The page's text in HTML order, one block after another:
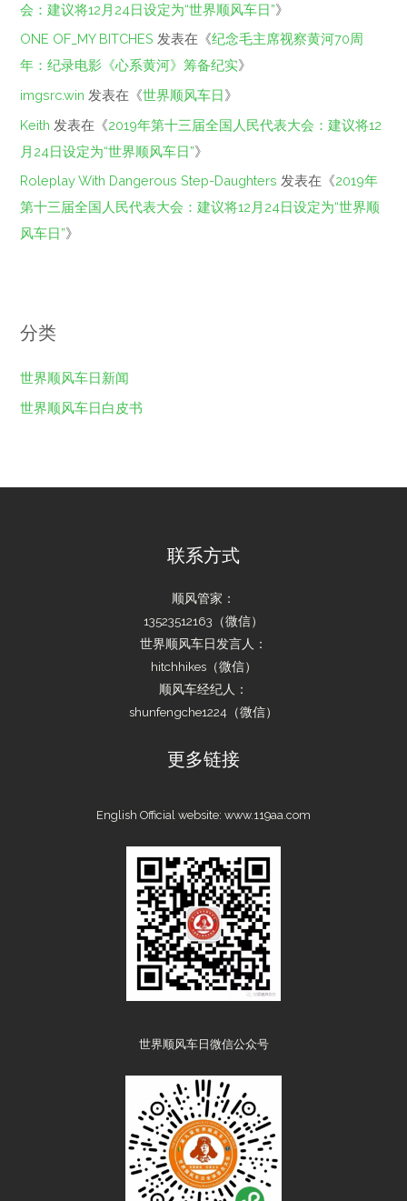
会：建议将12月24日设定为“世界顺风车日”》
ONE OF_MY BITCHES 发表在《纪念毛主席视察黄河70周
年：纪录电影《心系黄河》筹备纪实》
imgsrc.win 发表在《世界顺风车日》
Keith 发表在《2019年第十三届全国人民代表大会：建议将12
月24日设定为“世界顺风车日”》
Roleplay With Dangerous Step-Daughters 发表在《2019年
第十三届全国人民代表大会：建议将12月24日设定为“世界顺
风车日”》
分类
世界顺风车日新闻
世界顺风车日白皮书
联系方式
顺风管家：
13523512163（微信）
世界顺风车日发言人：
hitchhikes（微信）
顺风车经纪人：
shunfengche1224（微信）
更多链接
English Official website: www.119aa.com
世界顺风车日微信公众号